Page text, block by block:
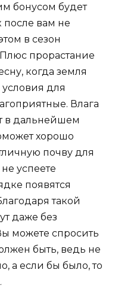
бонусом будет
после вам не
в сезон
прорастание
когда земля
для
Влага
в дальнейшем
хорошо
почву для
успеете
появятся
такой
даже без
можете спросить
быть, ведь не
а если бы было, то